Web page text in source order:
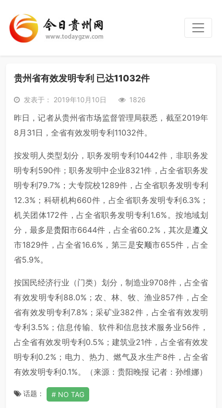
贵州省有效发明专利 已达11032件
发表于： 2019年10月10日 1826
昨日，记者从贵州省市场监督管理局获悉，截至2019年
8月31日，全省有效发明专利11032件。
按发明人类型划分，职务发明专利10442件，非职务发
明专利590件；职务发明中企业8321件，占全省职务发
明专利79.7%；大专院校1289件，占全省职务发明专利
12.3%；科研机构660件，占全省职务发明专利6.3%；
机关团体172件，占全省职务发明专利1.6%。按地域划
分，最多是贵阳市6644件，占全省60.2%，其次是遵义
市1829件，占全省16.6%，第三是安顺市655件，占全
省5.9%。
按国民经济行业（门类）划分，制造业9708件，占全省
有效发明专利88.0%；农、林、牧、渔业857件，占全
省有效发明专利7.8%；采矿业382件，占全省有效发明
专利3.5%；信息传输、软件和信息技术服务业56件，
占全省有效发明专利0.5%；建筑业21件，占全省有效发
明专利0.2%；电力、热力、燃气及水生产8件，占全省
有效发明专利0.1%。（来源：贵阳晚报 记者：孙维娜）
话题： NO TAG